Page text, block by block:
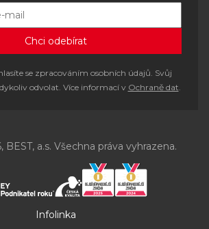
se zpracováním osobních údajů. Svůj
odvolat. Více informací v Ochraně dat.
BEST, a.s. Všechna práva vyhrazena.
Infolinka